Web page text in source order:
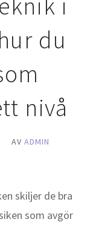
i
du
nivå
AV ADMIN
skiljer de bra
som avgör